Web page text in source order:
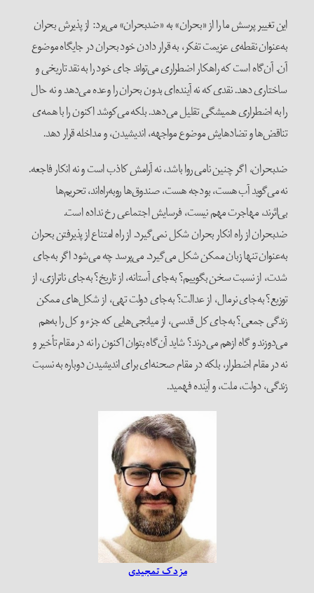
این تغییر پرسش ما را از «بحران» به «ضدبحران» می‌برد: از پذیرش بحران
به‌عنوان نقطه‌ی عزیمت تفکر، به قرار دادن خود بحران در جایگاه موضوع
آن. آن‌گاه است که راهکار اضطراری می‌تواند جای خود را به نقد تاریخی و
ساختاری دهد. نقدی که نه آینده‌ای بدون بحران را وعده می‌دهد و نه حال
را به اضطراری همیشگی تقلیل می‌دهد. بلکه می‌کوشد اکنون را با همه‌ی
تناقض‌ها و تضادهایش موضوع مواجهه، اندیشیدن، و مداخله قرار دهد.
ضدبحران، اگر چنین نامی روا باشد، نه آرامش کاذب است و نه انکار فاجعه.
نه می‌گوید آب هست، بودجه هست، صندوق‌ها روبه‌راه‌اند، تحریم‌ها
بی‌اثرند، مهاجرت مهم نیست، فرسایش اجتماعی رخ نداده است.
ضدبحران از راه انکار بحران شکل نمی‌گیرد. از راه امتناع از پذیرفتن بحران
به‌عنوان تنها زبان ممکن شکل می‌گیرد. می‌پرسد چه می‌شود اگر به‌جای
شدت، از نسبت سخن بگوییم؟ به‌جای آستانه، از تاریخ؟ به‌جای ناترازی، از
توزیع؟ به‌جای نرمال، از عدالت؟ به‌جای دولت تهی، از شکل‌های ممکن
زندگی جمعی؟ به‌جای کل قدسی‌، از میانجی‌هایی که جزء و کل را به‌هم
می‌دوزند و گاه ازهم می‌درند؟ شاید آن‌گاه بتوان اکنون را نه در مقام تأخیر و
نه در مقام اضطرار، بلکه در مقام صحنه‌ای برای اندیشیدن دوباره به نسبت
زندگی، دولت، ملت، و آینده فهمید.
مزدک تمجیدی